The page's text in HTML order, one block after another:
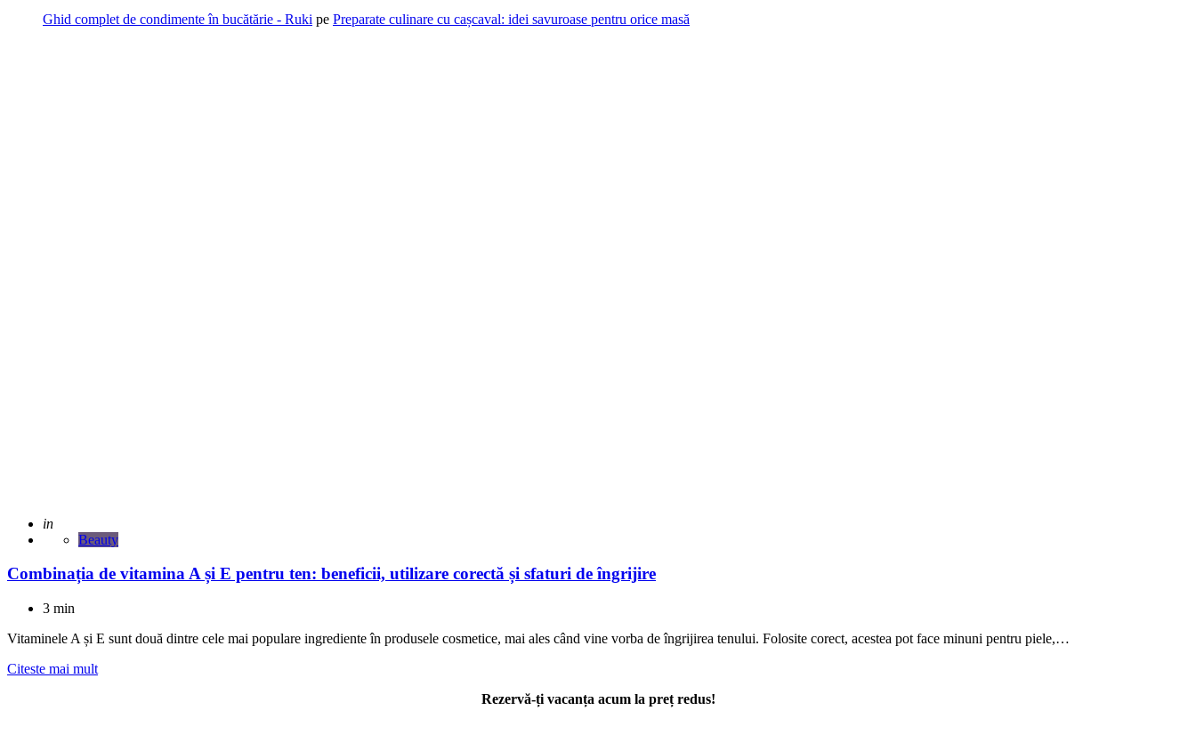
Ghid complet de condimente în bucătărie - Ruki pe Preparate culinare cu cașcaval: idei savuroase pentru orice masă
Adaugat
in
Beauty
Combinația de vitamina A și E pentru ten: beneficii, utilizare corectă și sfaturi de îngrijire
3 min
Vitaminele A și E sunt două dintre cele mai populare ingrediente în produsele cosmetice, mai ales când vine vorba de îngrijirea tenului. Folosite corect, acestea pot face minuni pentru piele,…
Citeste mai mult
Rezervă-ți vacanța acum la preț redus!